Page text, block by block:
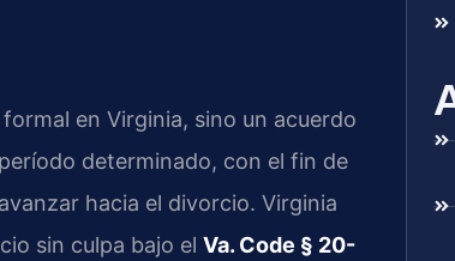
en Virginia, sino un acuerdo
determinado, con el fin de
hacia el divorcio. Virginia
sin culpa bajo el Va. Code § 20-